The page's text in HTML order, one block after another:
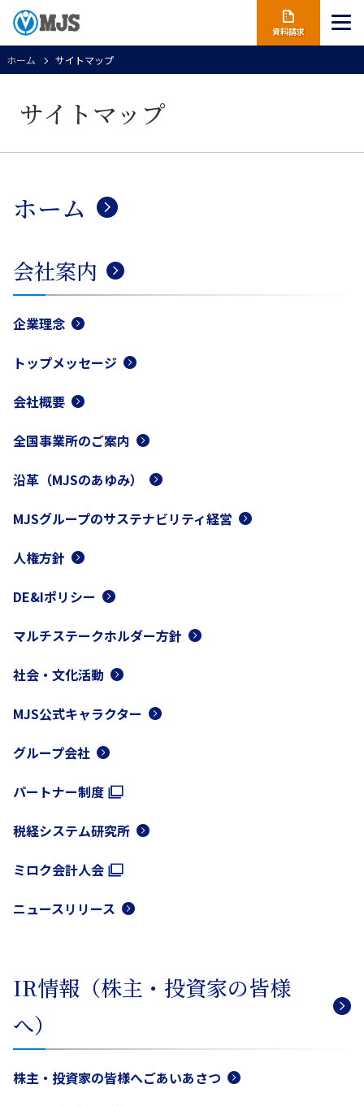
資料請求
ホーム サイトマップ
サイトマップ
ホーム
会社案内
企業理念
トップメッセージ
会社概要
全国事業所のご案内
沿革（MJSのあゆみ）
MJSグループのサステナビリティ経営
人権方針
DE&Iポリシー
マルチステークホルダー方針
社会・文化活動
MJS公式キャラクター
グループ会社
パートナー制度
税経システム研究所
ミロク会計人会
ニュースリリース
IR情報（株主・投資家の皆様
へ）
株主・投資家の皆様へごあいあさつ